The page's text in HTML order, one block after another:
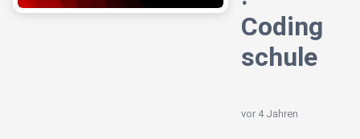
Coding
schule
vor 4 Jahren